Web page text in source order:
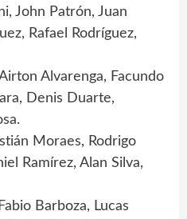
John Patrón, Juan
Rafael Rodríguez,
Alvarenga, Facundo
Denis Duarte,
Moraes, Rodrigo
Ramírez, Alan Silva,
Barboza, Lucas